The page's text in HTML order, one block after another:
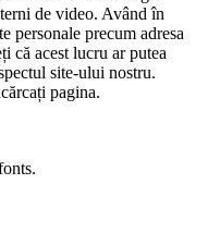
de video. Având în
personale precum adresa
că acest lucru ar putea
site-ului nostru.
pagina.